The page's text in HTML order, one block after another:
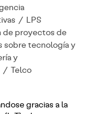
/ LPS
de proyectos de
sobre tecnología y
y
/ Telco
gracias a la